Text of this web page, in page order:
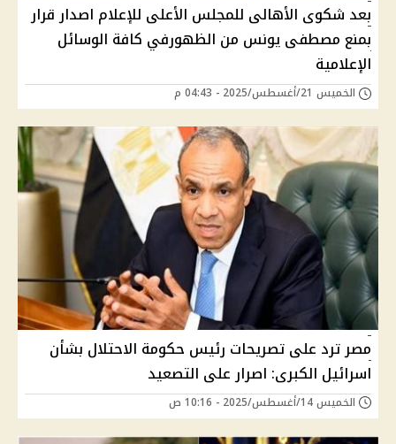
بعد شكوى الأهالى للمجلس الأعلى للإعلام اصدار قرار
بمنع مصطفى يونس من الظهورفي كافة الوسائل
الإعلامية
الخميس 21/أغسطس/2025 - 04:43 م
مصر ترد على تصريحات رئيس حكومة الاحتلال بشأن
اسرائيل الكبرى: اصرار على التصعيد
الخميس 14/أغسطس/2025 - 10:16 ص